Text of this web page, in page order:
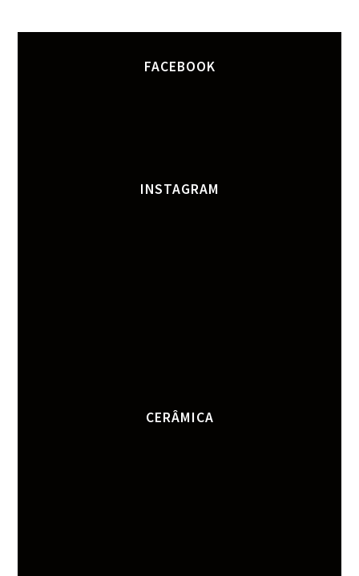
FACEBOOK
INSTAGRAM
CERÂMICA